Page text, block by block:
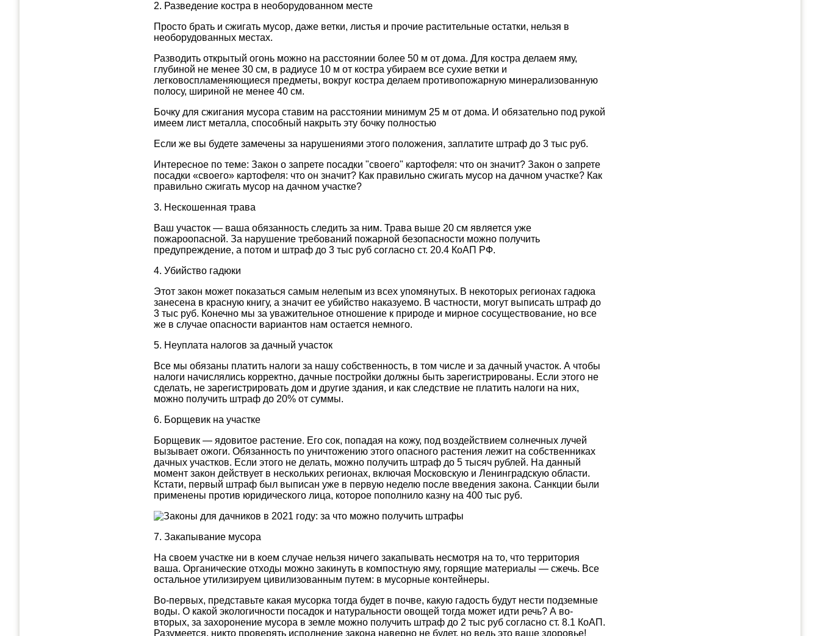
2. Разведение костра в необорудованном месте
Просто брать и сжигать мусор, даже ветки, листья и прочие растительные остатки, нельзя в
необорудованных местах.
Разводить открытый огонь можно на расстоянии более 50 м от дома. Для костра делаем яму,
глубиной не менее 30 см, в радиусе 10 м от костра убираем все сухие ветки и
легковоспламеняющиеся предметы, вокруг костра делаем противопожарную минерализованную
полосу, шириной не менее 40 см.
Бочку для сжигания мусора ставим на расстоянии минимум 25 м от дома. И обязательно под рукой
имеем лист металла, способный накрыть эту бочку полностью
Если же вы будете замечены за нарушениями этого положения, заплатите штраф до 3 тыс руб.
Интересное по теме: Закон о запрете посадки "своего" картофеля: что он значит? Закон о запрете
посадки «своего» картофеля: что он значит? Как правильно сжигать мусор на дачном участке? Как
правильно сжигать мусор на дачном участке?
3. Нескошенная трава
Ваш участок — ваша обязанность следить за ним. Трава выше 20 см является уже
пожароопасной. За нарушение требований пожарной безопасности можно получить
предупреждение, а потом и штраф до 3 тыс руб согласно ст. 20.4 КоАП РФ.
4. Убийство гадюки
Этот закон может показаться самым нелепым из всех упомянутых. В некоторых регионах гадюка
занесена в красную книгу, а значит ее убийство наказуемо. В частности, могут выписать штраф до
3 тыс руб. Конечно мы за уважительное отношение к природе и мирное сосуществование, но все
же в случае опасности вариантов нам остается немного.
5. Неуплата налогов за дачный участок
Все мы обязаны платить налоги за нашу собственность, в том числе и за дачный участок. А чтобы
налоги начислялись корректно, дачные постройки должны быть зарегистрированы. Если этого не
сделать, не зарегистрировать дом и другие здания, и как следствие не платить налоги на них,
можно получить штраф до 20% от суммы.
6. Борщевик на участке
Борщевик — ядовитое растение. Его сок, попадая на кожу, под воздействием солнечных лучей
вызывает ожоги. Обязанность по уничтожению этого опасного растения лежит на собственниках
дачных участков. Если этого не делать, можно получить штраф до 5 тысяч рублей. На данный
момент закон действует в нескольких регионах, включая Московскую и Ленинградскую области.
Кстати, первый штраф был выписан уже в первую неделю после введения закона. Санкции были
применены против юридического лица, которое пополнило казну на 400 тыс руб.
7. Закапывание мусора
На своем участке ни в коем случае нельзя ничего закапывать несмотря на то, что территория
ваша. Органические отходы можно закинуть в компостную яму, горящие материалы — сжечь. Все
остальное утилизируем цивилизованным путем: в мусорные контейнеры.
Во-первых, представьте какая мусорка тогда будет в почве, какую гадость будут нести подземные
воды. О какой экологичности посадок и натуральности овощей тогда может идти речь? А во-
вторых, за захоронение мусора в земле можно получить штраф до 2 тыс руб согласно ст. 8.1 КоАП.
Разумеется, никто проверять исполнение закона наверно не будет, но ведь это ваше здоровье!